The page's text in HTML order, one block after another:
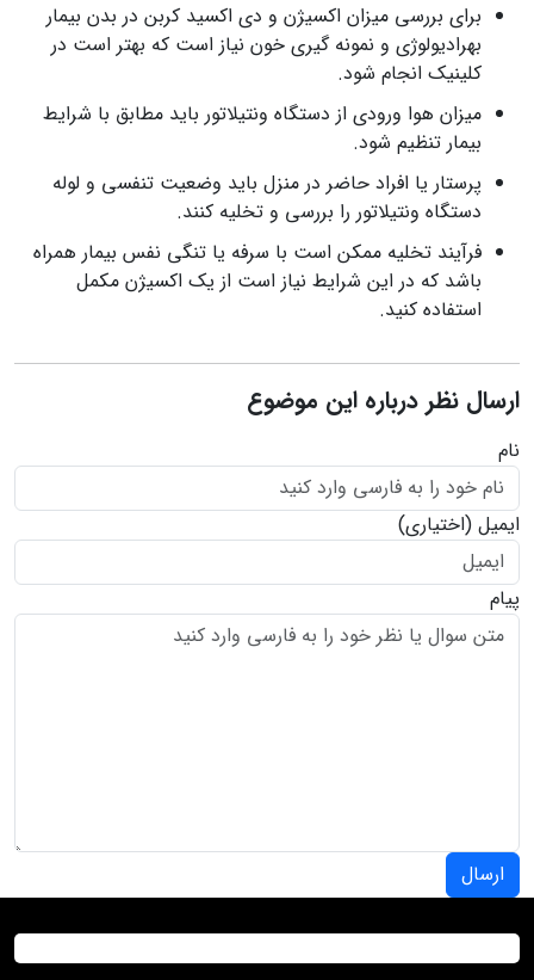
برای بررسی میزان اکسیژن و دی اکسید کربن در بدن بیمار
بهرادیولوژی و نمونه گیری خون نیاز است که بهتر است در
کلینیک انجام شود.
میزان هوا ورودی از دستگاه ونتیلاتور باید مطابق با شرایط
بیمار تنظیم شود.
پرستار یا افراد حاضر در منزل باید وضعیت تنفسی و لوله
دستگاه ونتیلاتور را بررسی و تخلیه کنند.
فرآیند تخلیه ممکن است با سرفه یا تنگی نفس بیمار همراه
باشد که در این شرایط نیاز است از یک اکسیژن مکمل
استفاده کنید.
ارسال نظر درباره این موضوع
نام
ایمیل (اختیاری)
پیام
ارسال